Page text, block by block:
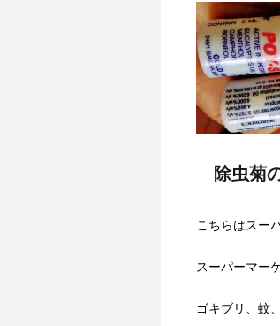
除虫菊
こちらはスー
スーパーマー
ゴキブリ、蚊